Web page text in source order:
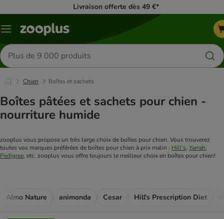
Livraison offerte dès 49 €*
Menu
Rechercher
des
produits
Chien Boîtes et sachets
Boîtes pâtées et sachets pour chien -
nourriture humide
zooplus vous propose un très large choix de boîtes pour chien. Vous trouverez
toutes vos marques préférées de boîtes pour chien à prix malin : Hill's, Yarrah
Pedigree, etc. zooplus vous offre toujours le meilleur choix en boîtes pour chien!
Almo Nature animonda Cesar Hill's Prescription Diet